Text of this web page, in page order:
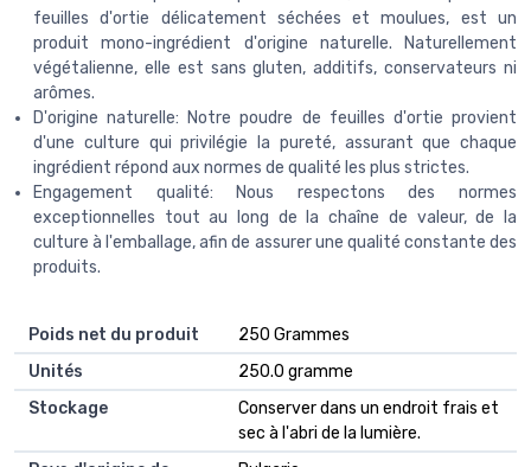
feuilles d'ortie délicatement séchées et moulues, est un
produit mono-ingrédient d'origine naturelle. Naturellement
végétalienne, elle est sans gluten, additifs, conservateurs ni
arômes.
D'origine naturelle: Notre poudre de feuilles d'ortie provient
d'une culture qui privilégie la pureté, assurant que chaque
ingrédient répond aux normes de qualité les plus strictes.
Engagement qualité: Nous respectons des normes
exceptionnelles tout au long de la chaîne de valeur, de la
culture à l'emballage, afin de assurer une qualité constante des
produits.
Poids net du produit
‎250 Grammes
Unités
‎250.0 gramme
Stockage
‎Conserver dans un endroit frais et
sec à l'abri de la lumière.